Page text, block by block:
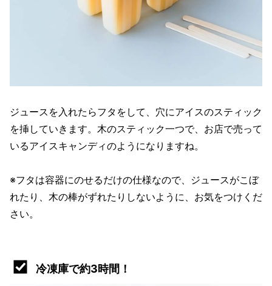
ジュースを入れたらフタをして、穴にアイスのスティック
を挿していきます。木のスティック一つで、お店で売って
いるアイスキャンディのようになりますね。
※フタは容器にのせるだけの仕様なので、ジュースがこぼ
れたり、木の棒がずれたりしないように、お気をつけくだ
さい。
冷凍庫で約3時間！